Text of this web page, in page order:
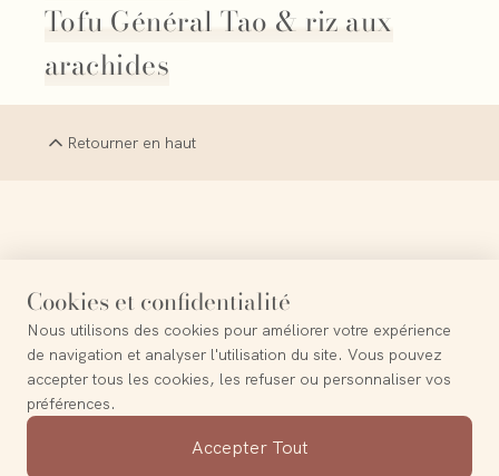
Tofu Général Tao & riz aux
arachides
Retourner en haut
La simplicité est la sophistication suprême
Cookies et confidentialité
Nous utilisons des cookies pour améliorer votre expérience
de navigation et analyser l'utilisation du site. Vous pouvez
accepter tous les cookies, les refuser ou personnaliser vos
préférences.
Accepter Tout